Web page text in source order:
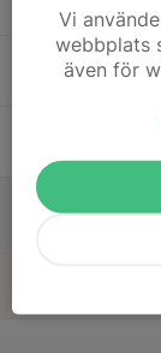
19:00
20
Vi
webbplats
även för